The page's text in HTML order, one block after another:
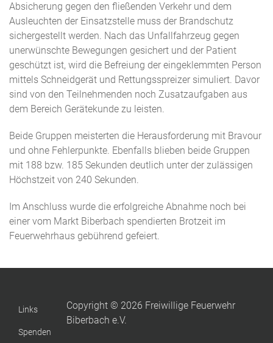
Absicherung gegen den fließenden Verkehr und dem
Ausleuchten der Einsatzstelle muss der Brandschutz
sichergestellt werden. Nach das Unfallfahrzeug gegen
unerwünschte Bewegungen gesichert und der Patient
geschützt ist, wird die Befreiung der eingeklemmten Person
mittels Schneidgerät und Rettungsspreizer simuliert. Davor
sind von den Teilnehmenden noch Zusatzaufgaben aus
dem Bereich Gerätekunde zu leisten.
Beide Gruppen meisterten die Herausforderung mit Bravour
und ohne Fehlerpunkte. Ebenfalls blieben beide Gruppen
mit 188 bzw. 185 Sekunden deutlich unter der zulässigen
Höchstzeit von 240 Sekunden.
Im Anschluss wurde die erfolgreiche Abnahme noch bei
einer vom Markt Biberbach spendierten Brotzeit im
Feuerwehrhaus gebührend gefeiert.
Links
Spenden
Copyright © 2026 Freiwillige Feuerwehr
Biberbach e.V.